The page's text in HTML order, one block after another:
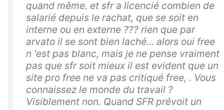
quand même. et sfr a licencié combien de
salarié depuis le rachat, que se soit en
interne ou en externe ??? rien que par
arvato il se sont bien laché... alors oui free
n 'est pas blanc, mais je ne pense vraiment
pas que sfr soit mieux il est evident que un
site pro free ne va pas critiqué free, . Vous
connaissez le monde du travail ?
Visiblement non. Quand SFR prévoit un